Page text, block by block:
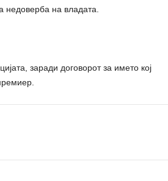
недоверба на владата.
заради договорот за името кој